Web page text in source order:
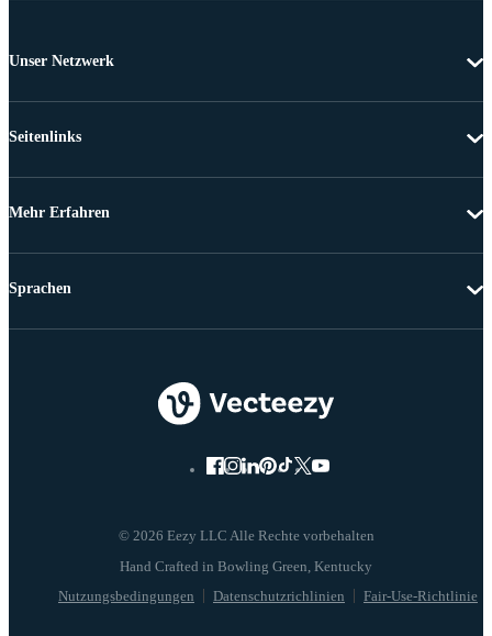
Unser Netzwerk
Seitenlinks
Mehr Erfahren
© 2026 Eezy LLC Alle Rechte vorbehalten
Nutzungsbedingungen Datenschutzrichlinien Fair-Use-Richtlinie
Sprachen